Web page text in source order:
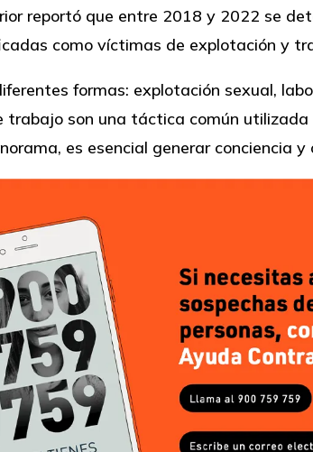
reportó que entre 2018 y 2022 se
como víctimas de explotación y
formas: explotación sexual,
son una táctica común
es esencial generar conciencia